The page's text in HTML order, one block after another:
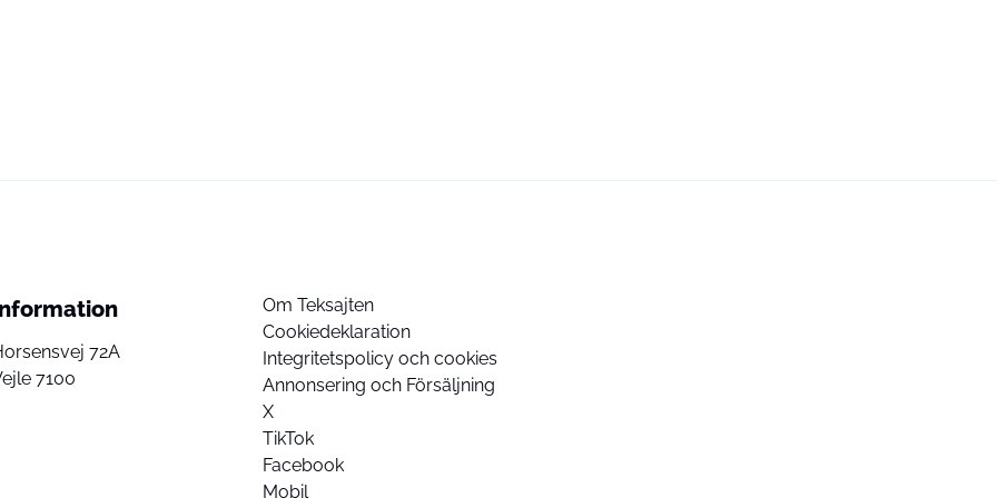
72A
7100
Om Teksajten
Cookiedeklaration
Integritetspolicy och cookies
Annonsering och Försäljning
X
TikTok
Facebook
Mobil